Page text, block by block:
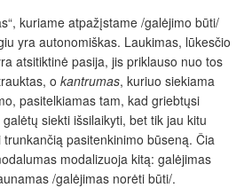
kuriame atpažįstame /galėjimo būti/
yra autonomiškas. Laukimas, lūkesčio
atsitiktinė pasija, jis priklauso nuo tos
o kantrumas, kuriuo siekiama
pasitelkiamas tam, kad griebtųsi
siekti išsilaikyti, bet tik jau kitu
pasitenkinimo būseną. Čia
modalizuoja kitą: galėjimas
/galėjimas norėti būti/.